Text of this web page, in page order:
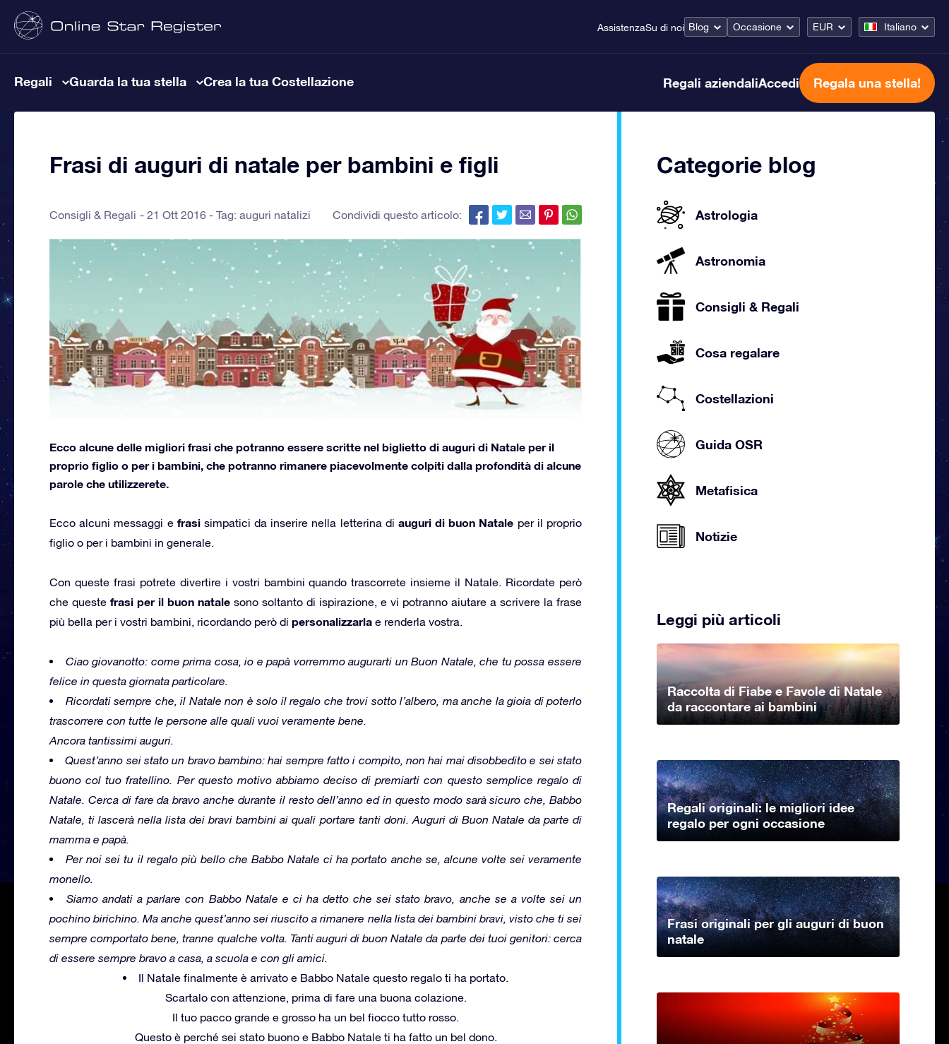
AssistenzaSu di noi Blog Occasione EUR Italiano
Regali Guarda la tua stella Crea la tua Costellazione Regali aziendaliAccedi Regala una stella!
Frasi di auguri di natale per bambini e figli
Consigli & Regali 21 Ott 2016 - Tag: auguri natalizi Condividi questo articolo:
Ecco alcune delle migliori frasi che potranno essere scritte nel biglietto di auguri di Natale per il
proprio figlio o per i bambini, che potranno rimanere piacevolmente colpiti dalla profondità di alcune
parole che utilizzerete.
Ecco alcuni messaggi e frasisimpatici da inserire nella letterina di auguri di buon Natale per il proprio
figlio o per i bambini in generale.
Con queste frasi potrete divertire i vostri bambini quando trascorrete insieme il Natale. Ricordate però
che queste frasi per il buon natale sono soltanto di ispirazione, e vi potranno aiutare a scrivere la frase
più bella per i vostri bambini, ricordando però di personalizzarla e renderla vostra.
Ciao giovanotto: come prima cosa, io e papà vorremmo augurarti un Buon Natale, che tu possa essere
felice in questa giornata particolare.
Ricordati sempre che, il Natale non è solo il regalo che trovi sotto l’albero, ma anche la gioia di poterlo
trascorrere con tutte le persone alle quali vuoi veramente bene.
Ancora tantissimi auguri.
Quest’anno sei stato un bravo bambino: hai sempre fatto i compito, non hai mai disobbedito e sei stato
buono col tuo fratellino. Per questo motivo abbiamo deciso di premiarti con questo semplice regalo di
Natale. Cerca di fare da bravo anche durante il resto dell’anno ed in questo modo sarà sicuro che, Babbo
Natale, ti lascerà nella lista dei bravi bambini ai quali portare tanti doni. Auguri di Buon Natale da parte di
mamma e papà.
Per noi sei tu il regalo più bello che Babbo Natale ci ha portato anche se, alcune volte sei veramente
monello.
Siamo andati a parlare con Babbo Natale e ci ha detto che sei stato bravo, anche se a volte sei un
pochino birichino. Ma anche quest’anno sei riuscito a rimanere nella lista dei bambini bravi, visto che ti sei
sempre comportato bene, tranne qualche volta. Tanti auguri di buon Natale da parte dei tuoi genitori: cerca
di essere sempre bravo a casa, a scuola e con gli amici.
Il Natale finalmente è arrivato e Babbo Natale questo regalo ti ha portato.
Scartalo con attenzione, prima di fare una buona colazione.
Il tuo pacco grande e grosso ha un bel fiocco tutto rosso.
Questo è perché sei stato buono e Babbo Natale ti ha fatto un bel dono.
Categorie blog
Astrologia
Astronomia
Consigli & Regali
Cosa regalare
Costellazioni
Guida OSR
Metafisica
Notizie
Leggi più articoli
Raccolta di Fiabe e Favole di Natale
da raccontare ai bambini
Regali originali: le migliori idee
regalo per ogni occasione
Frasi originali per gli auguri di buon
natale